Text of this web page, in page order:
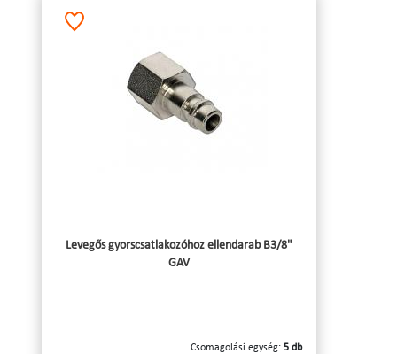
Levegős gyorscsatlakozóhoz ellendarab B3/8"
GAV
Csomagolási egység: 5 db